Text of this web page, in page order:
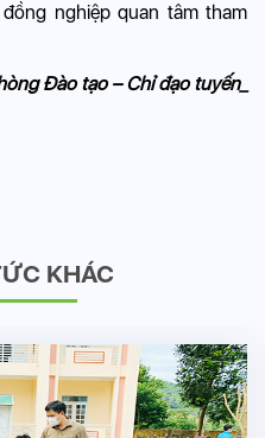
nghiệp quan tâm tham
Đào tạo – Chỉ đạo tuyến_
KHÁC